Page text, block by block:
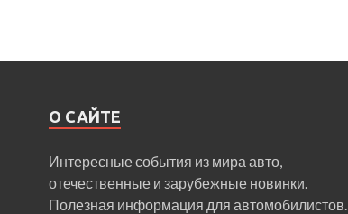
О САЙТЕ
Интересные события из мира авто,
отечественные и зарубежные новинки.
Полезная информация для автомобилистов.